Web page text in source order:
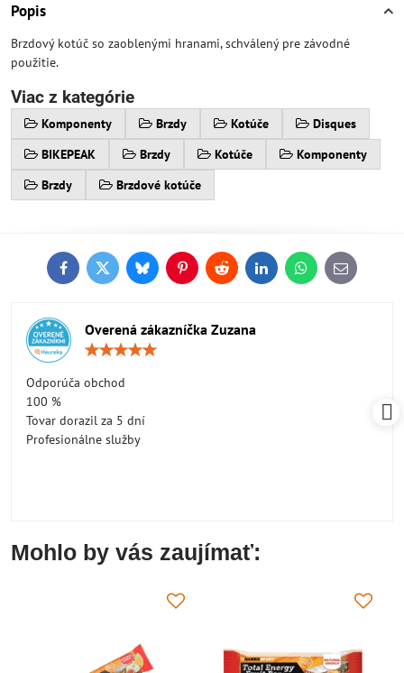
Popis
Brzdový kotúč so zaoblenými hranami, schválený pre závodné
použitie.
Viac z kategórie
Komponenty Brzdy Kotúče
Disques
BIKEPEAK
Brzdy Kotúče
Komponenty
Brzdy
Brzdové kotúče
FacebookTwitterBlueskyPinterestReddit LinkedInWhatsApp
E-
mail
Overená zákazníčka Zuzana
Odporúča obchod
100 %
Tovar dorazil za 5 dní
Profesionálne služby
Mohlo by vás zaujímať: